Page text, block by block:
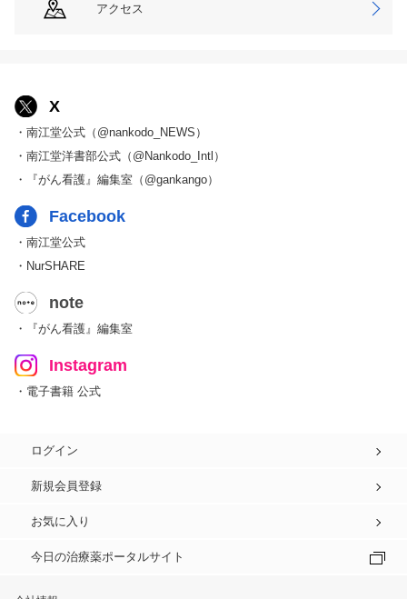
アクセス
X
・南江堂公式（@nankodo_NEWS）
・南江堂洋書部公式（@Nankodo_Intl）
・『がん看護』編集室（@gankango）
Facebook
・南江堂公式
・NurSHARE
note
・『がん看護』編集室
Instagram
・電子書籍 公式
ログイン
新規会員登録
お気に入り
今日の治療薬ポータルサイト